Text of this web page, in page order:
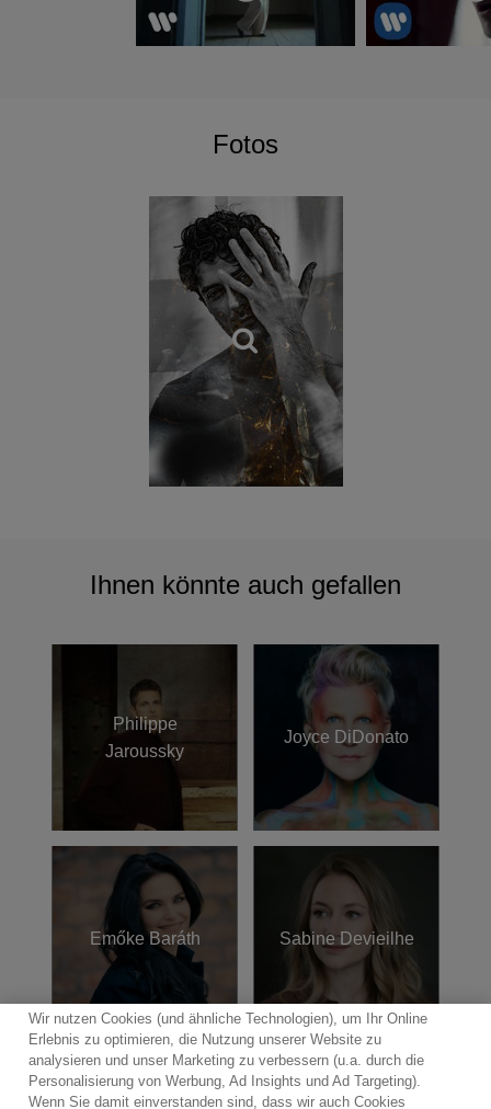
Fotos
Ihnen könnte auch gefallen
Philippe
Jaroussky
Joyce DiDonato
Emőke Baráth Sabine Devieilhe
Wir nutzen Cookies (und ähnliche Technologien), um Ihr Online
Erlebnis zu optimieren, die Nutzung unserer Website zu
analysieren und unser Marketing zu verbessern (u.a. durch die
Personalisierung von Werbung, Ad Insights und Ad Targeting).
Wenn Sie damit einverstanden sind, dass wir auch Cookies